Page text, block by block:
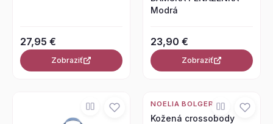
27,95 €
Zobraziť
Modrá
23,90 €
Zobraziť
NOELIA BOLGER
Kožená crossobody